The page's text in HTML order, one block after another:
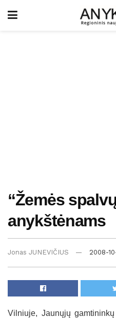
“Žemės
anykštėnams
Jonas JUNEVIČIUS 2008-
Vilniuje, Jaunųjų